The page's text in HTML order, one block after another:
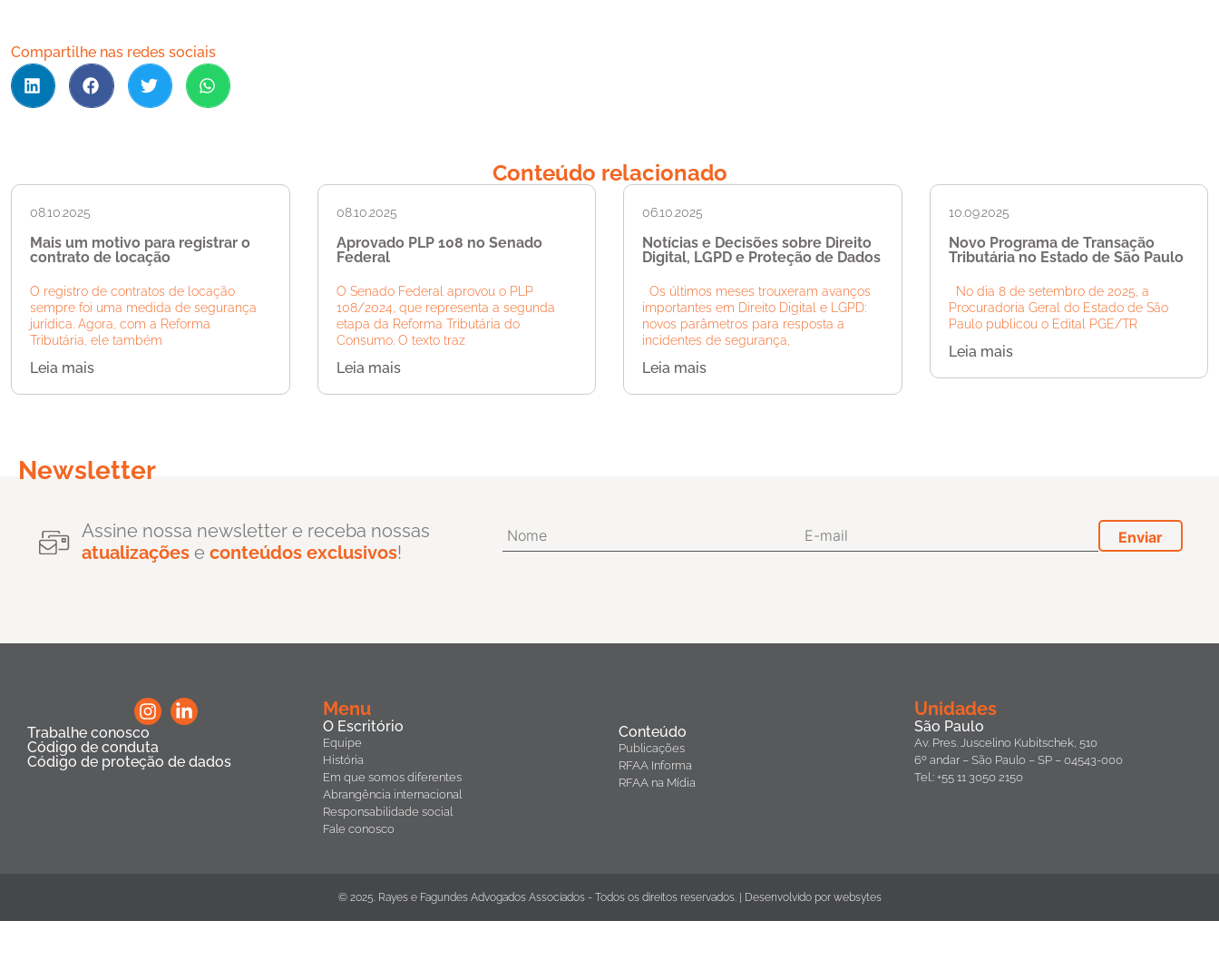
Compartilhe nas redes sociais
Conteúdo relacionado
08.10.2025
Mais um motivo para registrar o
contrato de locação
O registro de contratos de locação
sempre foi uma medida de segurança
jurídica. Agora, com a Reforma
Tributária, ele também
Leia mais
08.10.2025
Aprovado PLP 108 no Senado
Federal
O Senado Federal aprovou o PLP
108/2024, que representa a segunda
etapa da Reforma Tributária do
Consumo. O texto traz
Leia mais
06.10.2025
Notícias e Decisões sobre Direito
Digital, LGPD e Proteção de Dados
Os últimos meses trouxeram avanços
importantes em Direito Digital e LGPD:
novos parâmetros para resposta a
incidentes de segurança,
Leia mais
10.09.2025
Novo Programa de Transação
Tributária no Estado de São Paulo
No dia 8 de setembro de 2025, a
Procuradoria Geral do Estado de São
Paulo publicou o Edital PGE/TR
Leia mais
Newsletter
Assine nossa newsletter e receba nossas
atualizações e conteúdos exclusivos!
Trabalhe conosco
Código de conduta
Código de proteção de dados
Menu
O Escritório
Equipe
História
Em que somos diferentes
Abrangência internacional
Responsabilidade social
Fale conosco
Conteúdo
Publicações
RFAA Informa
RFAA na Mídia
Unidades
São Paulo
Av. Pres. Juscelino Kubitschek, 510
6º andar – São Paulo – SP – 04543-000
Tel.: +55 11 3050 2150
© 2025. Rayes e Fagundes Advogados Associados - Todos os direitos reservados. | Desenvolvido por websytes